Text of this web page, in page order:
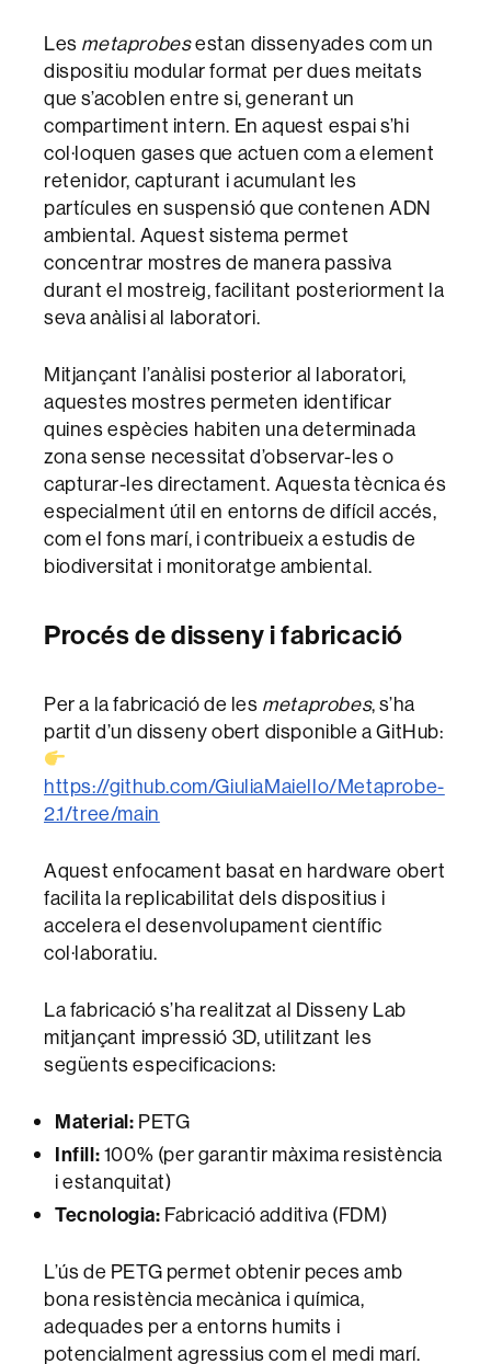
Les metaprobesestan dissenyades com un
dispositiu modular format per dues meitats
que s’acoblen entre si, generant un
compartiment intern. En aquest espai s’hi
col·loquen gases que actuen com a element
retenidor, capturant i acumulant les
partícules en suspensió que contenen ADN
ambiental. Aquest sistema permet
concentrar mostres de manera passiva
durant el mostreig, facilitant posteriorment la
seva anàlisi al laboratori.
Mitjançant l’anàlisi posterior al laboratori,
aquestes mostres permeten identificar
quines espècies habiten una determinada
zona sense necessitat d’observar-les o
capturar-les directament. Aquesta tècnica és
especialment útil en entorns de difícil accés,
com el fons marí, i contribueix a estudis de
biodiversitat i monitoratge ambiental.
Procés de disseny i fabricació
Per a la fabricació de les metaprobes, s’ha
partit d’un disseny obert disponible a GitHub:
https://github.com/GiuliaMaiello/Metaprobe-
2.1/tree/main
Aquest enfocament basat en hardware obert
facilita la replicabilitat dels dispositius i
accelera el desenvolupament científic
col·laboratiu.
La fabricació s’ha realitzat al Disseny Lab
mitjançant impressió 3D, utilitzant les
següents especificacions:
Material: PETG
Infill:100% (per garantir màxima resistència
i estanquitat)
Tecnologia: Fabricació additiva (FDM)
L’ús de PETG permet obtenir peces amb
bona resistència mecànica i química,
adequades per a entorns humits i
potencialment agressius com el medi marí.